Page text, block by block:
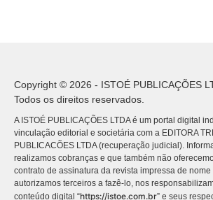
Copyright © 2026 - ISTOÉ PUBLICAÇÕES
Todos os direitos reservados.
A ISTOÉ PUBLICAÇÕES LTDA é um portal digital
vinculação editorial e societária com a EDITORA
PUBLICACÕES LTDA (recuperação judicial).
realizamos cobranças e que também não
contrato de assinatura da revista impressa de nome
autorizamos terceiros a fazê-lo, nos
conteúdo digital “https://istoe.com.br” e seus